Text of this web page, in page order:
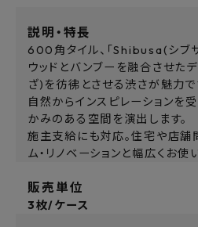
説明・特長
600角タイル、「Shibusa(シブ
ウッドとバンブーを融合させた
ざ)を彷彿とさせる渋さが魅力で
自然からインスピレーションを
かみのある空間を演出します。
施主支給にも対応。住宅や店舗
ム・リノベーションと幅広くお使
販売単位
3枚/ケース